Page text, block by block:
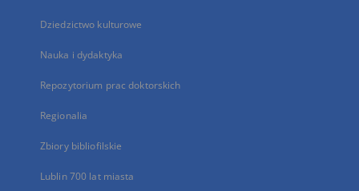
Dziedzictwo kulturowe
Nauka i dydaktyka
Repozytorium prac doktorskich
Regionalia
Zbiory bibliofilskie
Lublin 700 lat miasta